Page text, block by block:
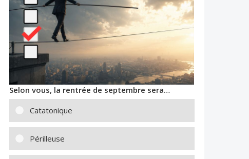
Selon vous, la rentrée de septembre sera…
Catatonique
Périlleuse